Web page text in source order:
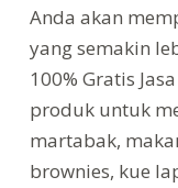
Anda akan
yang semakin
100% Gratis
produk untuk
martabak,
brownies, kue